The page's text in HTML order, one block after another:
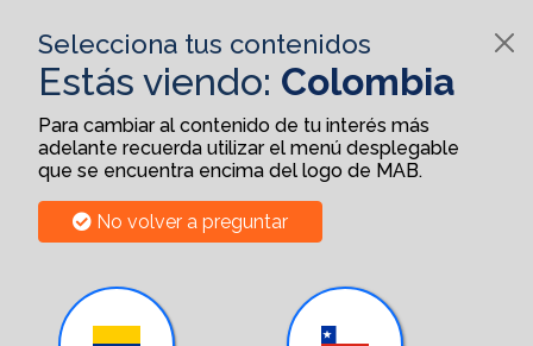
Selecciona tus contenidos
Estás viendo: Colombia
Para cambiar al contenido de tu interés más
adelante recuerda utilizar el menú desplegable
que se encuentra encima del logo de MAB.
No volver a preguntar